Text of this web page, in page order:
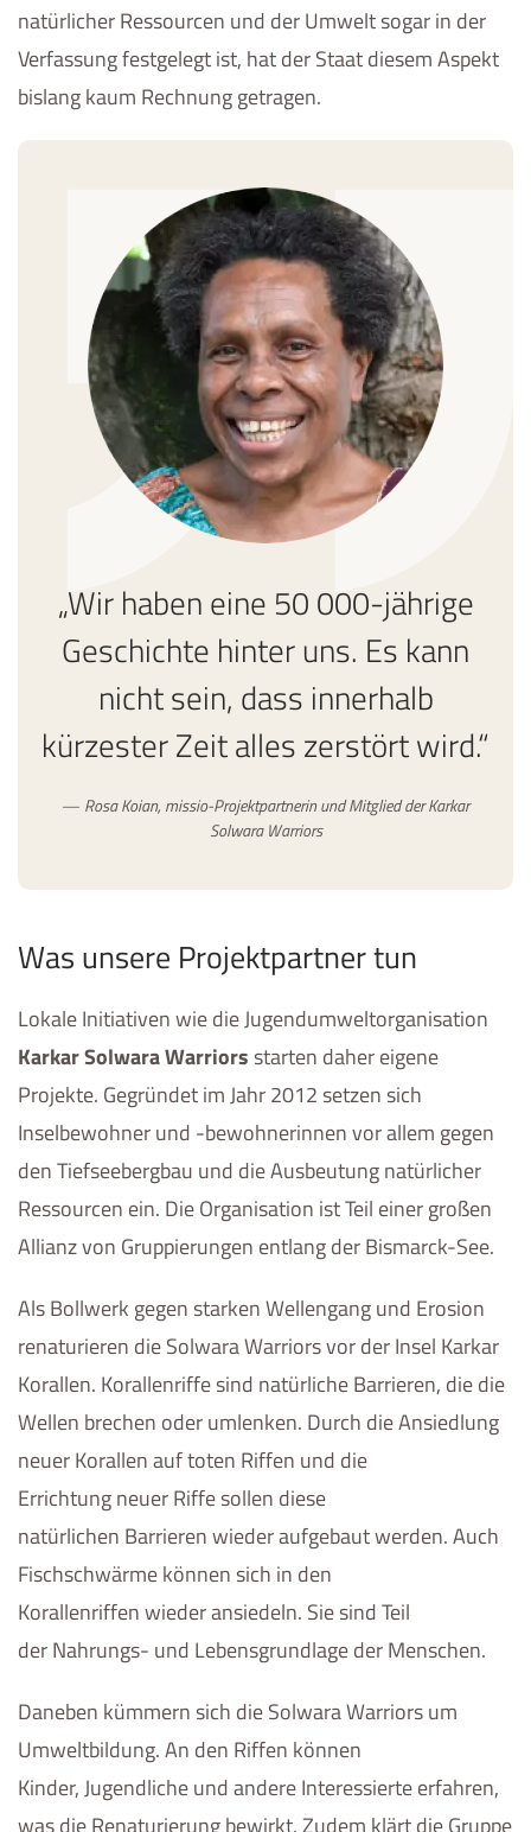
natürlicher Ressourcen und der Umwelt sogar in der
Verfassung festgelegt ist, hat der Staat diesem Aspekt
bislang kaum Rechnung getragen.
„Wir haben eine 50 000-jährige
Geschichte hinter uns. Es kann
nicht sein, dass innerhalb
kürzester Zeit alles zerstört wird.“
Rosa Koian, missio-Projektpartnerin und Mitglied der Karkar
Solwara Warriors
Was unsere Projektpartner tun
Lokale Initiativen wie die Jugendumweltorganisation
Karkar Solwara Warriorsstarten daher eigene
Projekte. Gegründet im Jahr 2012 setzen sich
Inselbewohner und -bewohnerinnen vor allem gegen
den Tiefseebergbau und die Ausbeutung natürlicher
Ressourcen ein. Die Organisation ist Teil einer großen
Allianz von Gruppierungen entlang der Bismarck-See.
Als Bollwerk gegen starken Wellengang und Erosion
renaturieren die Solwara Warriors vor der Insel Karkar
Korallen. Korallenriffe sind natürliche Barrieren, die die
Wellen brechen oder umlenken. Durch die Ansiedlung
neuer Korallen auf toten Riffen und die
Errichtung neuer Riffe sollen diese
natürlichen Barrieren wieder aufgebaut werden. Auch
Fischschwärme können sich in den
Korallenriffen wieder ansiedeln. Sie sind Teil
der Nahrungs- und Lebensgrundlage der Menschen.
Daneben kümmern sich die Solwara Warriors um
Umweltbildung. An den Riffen können
Kinder, Jugendliche und andere Interessierte erfahren,
was die Renaturierung bewirkt. Zudem klärt die Gruppe